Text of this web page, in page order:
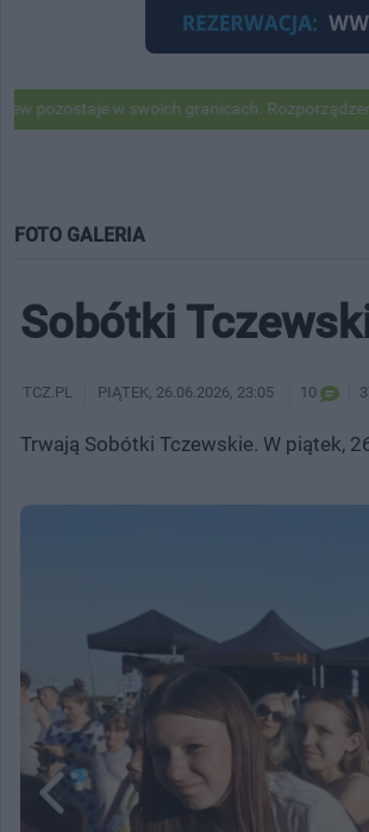
swoich granicach. Rozporządzenie Rady
FOTO GALERIA
Sobótki
TCZ.PL PIĄTEK, 26.06.2026, 23:05 10
Trwają Sobótki Tczewskie. W piątek,